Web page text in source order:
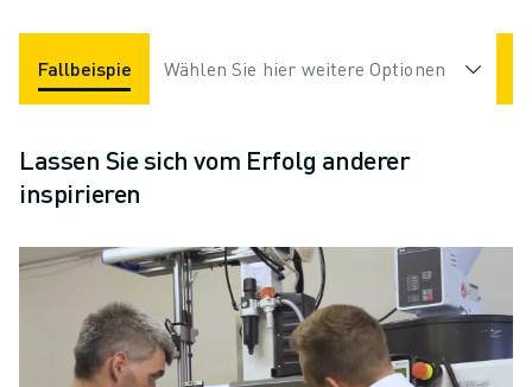
Fallbeispiele Applikationen Branchen
Wählen Sie hier weitere Optionen
Lassen Sie sich vom Erfolg anderer
inspirieren